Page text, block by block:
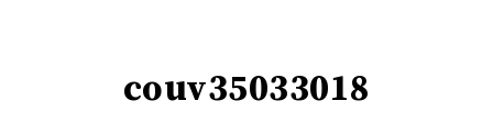
couv35033018